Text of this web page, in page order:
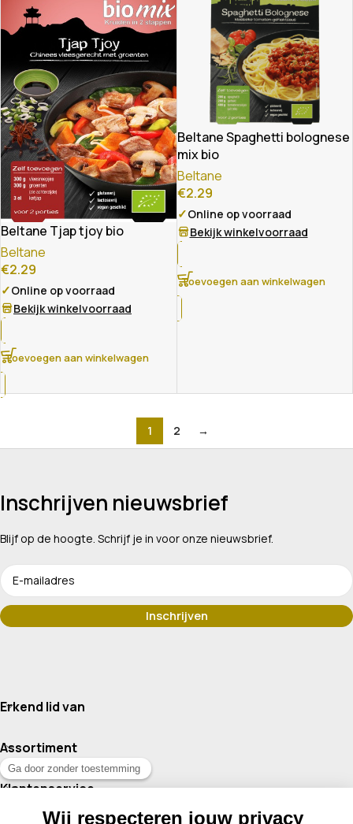
Beltane Tjap tjoy bio
Beltane
€2.29
✓Online op voorraad
Bekijk winkelvoorraad
Toevoegen aan winkelwagen
Beltane Spaghetti bolognese
mix bio
Beltane
€2.29
✓Online op voorraad
Bekijk winkelvoorraad
Toevoegen aan winkelwagen
1 2 →
Inschrijven nieuwsbrief
Blijf op de hoogte. Schrijf je in voor onze nieuwsbrief.
Erkend lid van
Assortiment
Klantenservice